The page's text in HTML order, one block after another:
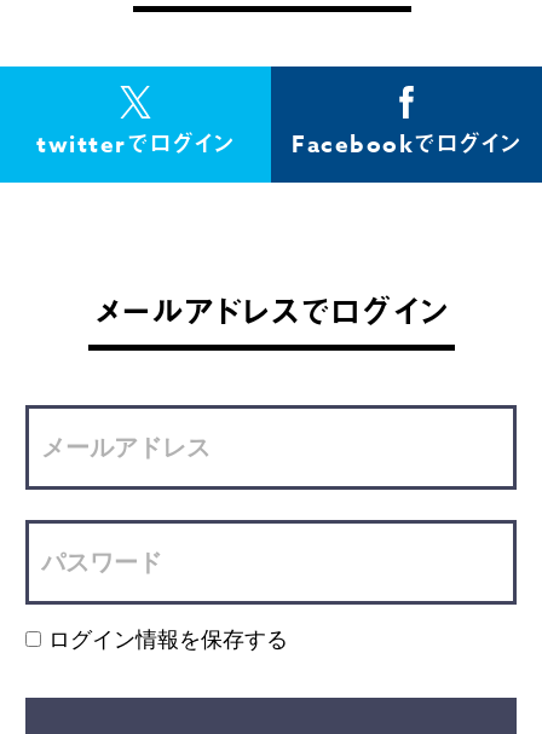
twitterでログイン Facebookでログイン
メールアドレスでログイン
ログイン情報を保存する